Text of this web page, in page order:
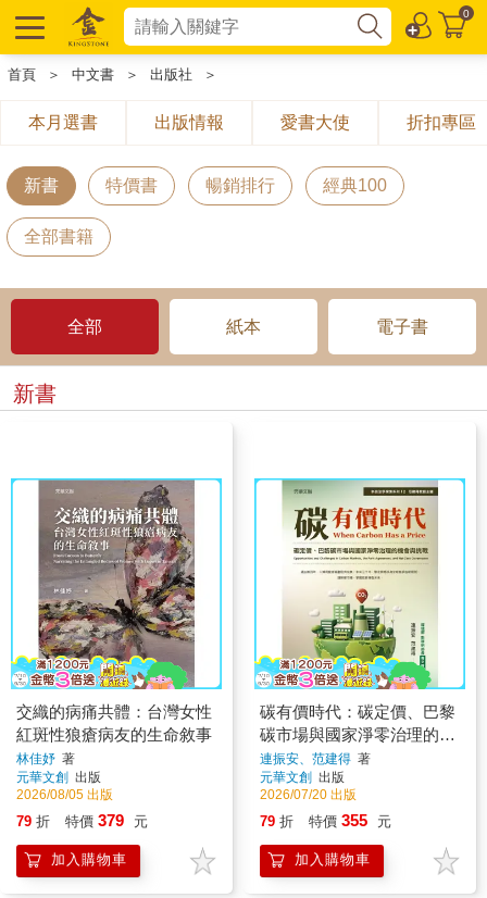
0
首頁 ＞ 中文書 ＞ 出版社 ＞
本月選書 出版情報 愛書大使 折扣專區
新書 特價書 暢銷排行 經典100
全部書籍
全部 紙本 電子書
新書
交織的病痛共體：台灣女性
紅斑性狼瘡病友的生命敘事
林佳妤 著
元華文創 出版
2026/08/05 出版
79 折 特價 379 元
加入購物車
碳有價時代：碳定價、巴黎
碳市場與國家淨零治理的機
會與挑戰
連振安、范建得 著
元華文創 出版
2026/07/20 出版
79 折 特價 355 元
加入購物車